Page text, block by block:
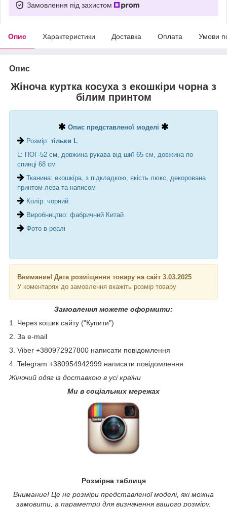
Замовлення під захистом
Опис Характеристики Доставка Оплата Умови
Опис
Жіноча куртка косуха з екошкіри чорна з
білим принтом
Опис представленої моделі
Розмір: тільки L
L: ПОГ-52 см, довжина рукава від шиї 65 см, довжина по
спинці 68 см
Тканина: екошкіра, з підкладкою, якість люкс, декорована
принтом лева та написом
Колір: чорний
Виробництво: фабричний Китай
Фото в реалі
Внимание! Дата розміщення товару на сайт 3.03.2025
У коментарях до замовлення вкажіть розмір товару
Замовлення можете оформити:
1. Через кошик сайту ("Купити")
2. За e-mail
3. Viber +380972927800 написати повідомлення
4. Telegram +380954942999 написати повідомлення
Жіночий одяг із доставкою в усі країни
Ми в соціальних мережах
Розмірна таблиця
Внимание! Це не розміри представленої моделі, які можна
замовити, а параметри для визначення вашого розміру.